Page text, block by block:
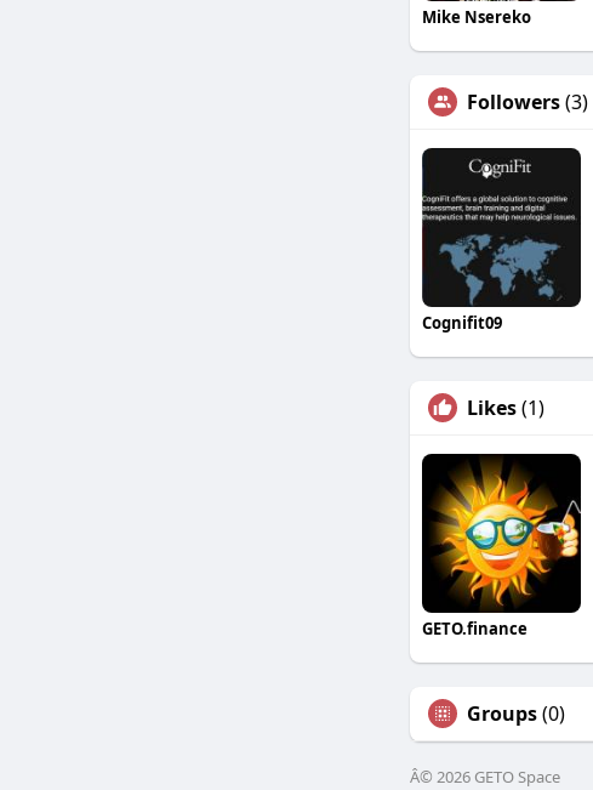
Mike Nsereko
Followers(3)
Cognifit09
Likes(1)
GETO.finance
Groups(0)
Â© 2026 GETO Space